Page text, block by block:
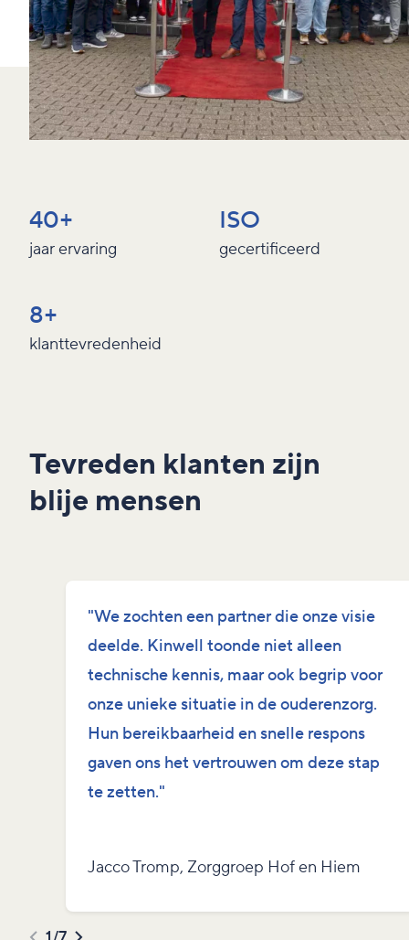
40+
jaar ervaring
ISO
gecertificeerd
8+
klanttevredenheid
Tevreden klanten zijn
blije mensen
"We zochten een partner die onze visie
deelde. Kinwell toonde niet alleen
technische kennis, maar ook begrip voor
onze unieke situatie in de ouderenzorg.
Hun bereikbaarheid en snelle respons
gaven ons het vertrouwen om deze stap
te zetten."
Jacco Tromp, Zorggroep Hof en Hiem